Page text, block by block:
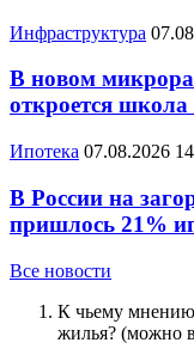
Инфраструктура
В новом
откроется школа
Ипотека 07.08.2026
В России на
пришлось 21%
Все новости
К чьему
жилья? (можно